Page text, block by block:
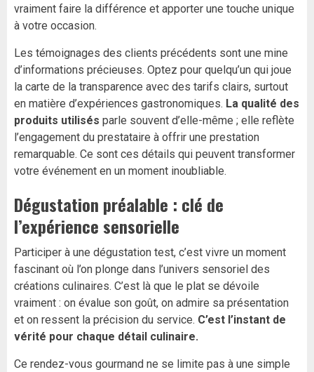
vraiment faire la différence et apporter une touche unique
à votre occasion.
Les témoignages des clients précédents sont une mine
d’informations précieuses. Optez pour quelqu’un qui joue
la carte de la transparence avec des tarifs clairs, surtout
en matière d’expériences gastronomiques. La qualité des
produits utilisés parle souvent d’elle-même ; elle reflète
l’engagement du prestataire à offrir une prestation
remarquable. Ce sont ces détails qui peuvent transformer
votre événement en un moment inoubliable.
Dégustation préalable : clé de
l’expérience sensorielle
Participer à une dégustation test, c’est vivre un moment
fascinant où l’on plonge dans l’univers sensoriel des
créations culinaires. C’est là que le plat se dévoile
vraiment : on évalue son goût, on admire sa présentation
et on ressent la précision du service. C’est l’instant de
vérité pour chaque détail culinaire.
Ce rendez-vous gourmand ne se limite pas à une simple